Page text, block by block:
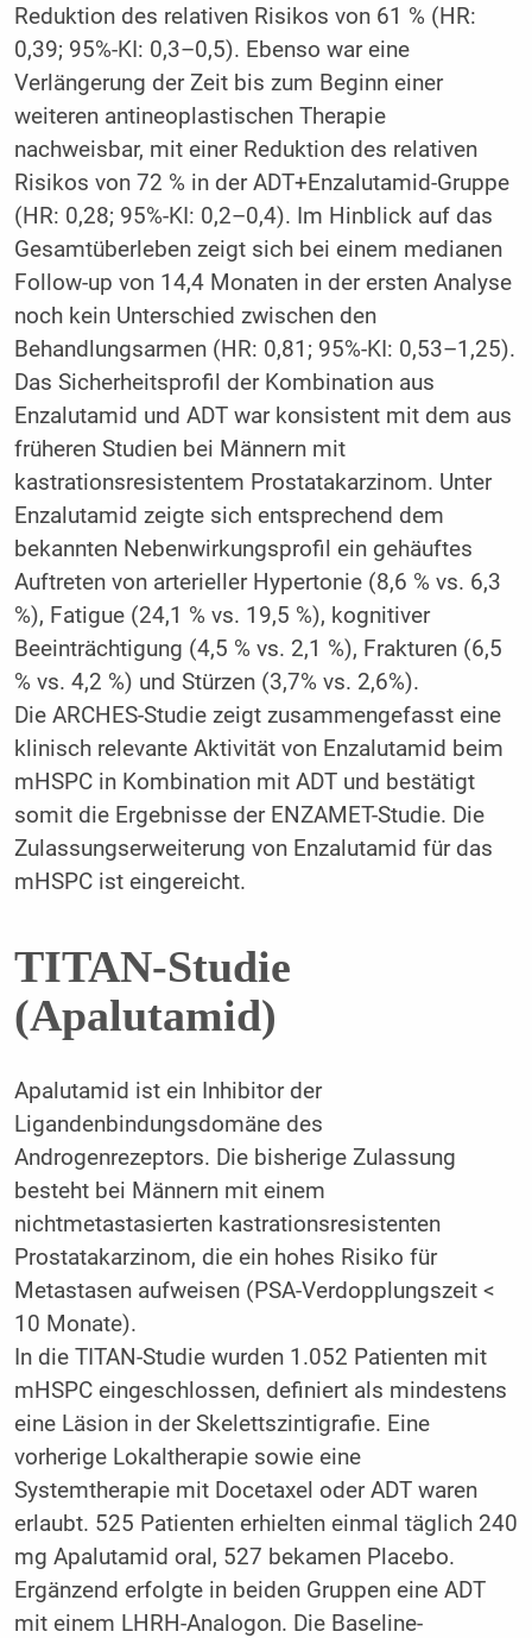
Reduktion des relativen Risikos von 61 % (HR:
0,39; 95%-KI: 0,3–0,5). Ebenso war eine
Verlängerung der Zeit bis zum Beginn einer
weiteren antineoplastischen Therapie
nachweisbar, mit einer Reduktion des relativen
Risikos von 72 % in der ADT+Enzalutamid-Gruppe
(HR: 0,28; 95%-KI: 0,2–0,4). Im Hinblick auf das
Gesamtüberleben zeigt sich bei einem medianen
Follow-up von 14,4 Monaten in der ersten Analyse
noch kein Unterschied zwischen den
Behandlungsarmen (HR: 0,81; 95%-KI: 0,53–1,25).
Das Sicherheitsprofil der Kombination aus
Enzalutamid und ADT war konsistent mit dem aus
früheren Studien bei Männern mit
kastrationsresistentem Prostatakarzinom. Unter
Enzalutamid zeigte sich entsprechend dem
bekannten Nebenwirkungsprofil ein gehäuftes
Auftreten von arterieller Hypertonie (8,6 % vs. 6,3
%), Fatigue (24,1 % vs. 19,5 %), kognitiver
Beeinträchtigung (4,5 % vs. 2,1 %), Frakturen (6,5
% vs. 4,2 %) und Stürzen (3,7% vs. 2,6%).
Die ARCHES-Studie zeigt zusammengefasst eine
klinisch relevante Aktivität von Enzalutamid beim
mHSPC in Kombination mit ADT und bestätigt
somit die Ergebnisse der ENZAMET-Studie. Die
Zulassungserweiterung von Enzalutamid für das
mHSPC ist eingereicht.
TITAN-Studie
(Apalutamid)
Apalutamid ist ein Inhibitor der
Ligandenbindungsdomäne des
Androgenrezeptors. Die bisherige Zulassung
besteht bei Männern mit einem
nichtmetastasierten kastrationsresistenten
Prostatakarzinom, die ein hohes Risiko für
Metastasen aufweisen (PSA-Verdopplungszeit <
10 Monate).
In die TITAN-Studie wurden 1.052 Patienten mit
mHSPC eingeschlossen, definiert als mindestens
eine Läsion in der Skelettszintigrafie. Eine
vorherige Lokaltherapie sowie eine
Systemtherapie mit Docetaxel oder ADT waren
erlaubt. 525 Patienten erhielten einmal täglich 240
mg Apalutamid oral, 527 bekamen Placebo.
Ergänzend erfolgte in beiden Gruppen eine ADT
mit einem LHRH-Analogon. Die Baseline-